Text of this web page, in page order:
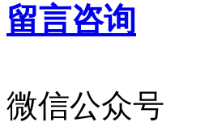
留言咨询
微信公众号